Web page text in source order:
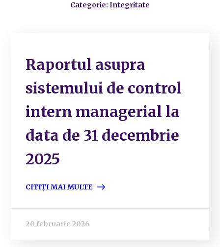
Categorie: Integritate
Raportul asupra
sistemului de control
intern managerial la
data de 31 decembrie
2025
CITIȚI MAI MULTE
20 februarie 2026